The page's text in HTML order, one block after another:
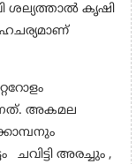
ശല്യത്താൽ കൃഷി
അകമല
ചവിട്ടി അരച്ചും ,